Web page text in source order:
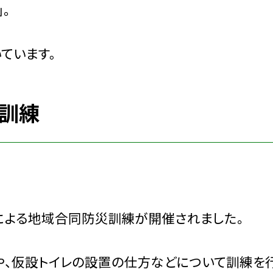
います。
練
る地域合同防災訓練が開催されました。
仮設トイレの設置の仕方などについて訓練を